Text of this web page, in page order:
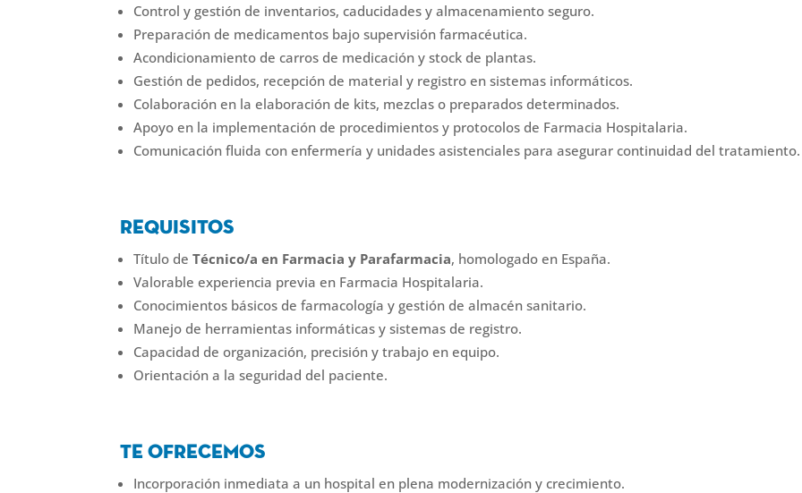
Control y gestión de inventarios, caducidades y almacenamiento seguro.
Preparación de medicamentos bajo supervisión farmacéutica.
Acondicionamiento de carros de medicación y stock de plantas.
Gestión de pedidos, recepción de material y registro en sistemas informáticos.
Colaboración en la elaboración de kits, mezclas o preparados determinados.
Apoyo en la implementación de procedimientos y protocolos de Farmacia Hospitalaria.
Comunicación fluida con enfermería y unidades asistenciales para asegurar continuidad del tratamiento.
Requisitos
Título deTécnico/a en Farmacia y Parafarmacia, homologado en España.
Valorable experiencia previa en Farmacia Hospitalaria.
Conocimientos básicos de farmacología y gestión de almacén sanitario.
Manejo de herramientas informáticas y sistemas de registro.
Capacidad de organización, precisión y trabajo en equipo.
Orientación a la seguridad del paciente.
Te ofrecemos
Incorporación inmediata a un hospital en plena modernización y crecimiento.